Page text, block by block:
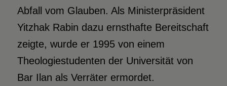
Abfall vom Glauben. Als Ministerpräsident
Yitzhak Rabin dazu ernsthafte Bereitschaft
zeigte, wurde er 1995 von einem
Theologiestudenten der Universität von
Bar Ilan als Verräter ermordet.